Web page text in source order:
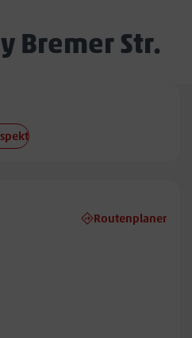
Bremer Str.
Routenplaner